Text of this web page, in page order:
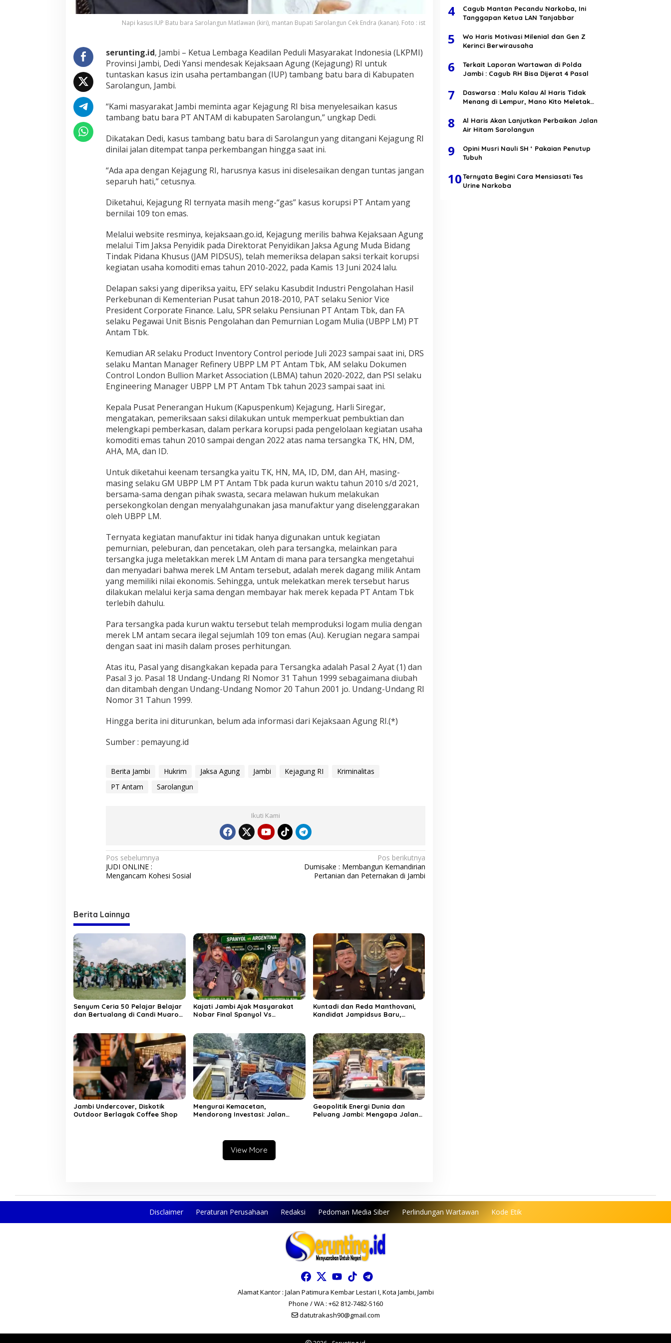
I
U
a
t
u
B
a
r
P
T
N
T
d
i
a
r
o
a
n
g
u
n
a
m
b
i
Napi kasus IUP Batu bara Sarolangun Matlawan (kiri), mantan Bupati Sarolangun Cek Endra (kanan). Foto : ist
serunting.id, Jambi – Ketua Lembaga Keadilan Peduli Masyarakat Indonesia (LKPMI)
Provinsi Jambi, Dedi Yansi mendesak Kejaksaan Agung (Kejagung) RI untuk
tuntaskan kasus izin usaha pertambangan (IUP) tambang batu bara di Kabupaten
Sarolangun, Jambi.
“Kami masyarakat Jambi meminta agar Kejagung RI bisa menyelesaikan kasus
tambang batu bara PT ANTAM di kabupaten Sarolangun,” ungkap Dedi.
Dikatakan Dedi, kasus tambang batu bara di Sarolangun yang ditangani Kejagung RI
dinilai jalan ditempat tanpa perkembangan hingga saat ini.
“Ada apa dengan Kejagung RI, harusnya kasus ini diselesaikan dengan tuntas jangan
separuh hati,” cetusnya.
Diketahui, Kejagung RI ternyata masih meng-“gas” kasus korupsi PT Antam yang
bernilai 109 ton emas.
Melalui website resminya, kejaksaan.go.id, Kejagung merilis bahwa Kejaksaan Agung
melalui Tim Jaksa Penyidik pada Direktorat Penyidikan Jaksa Agung Muda Bidang
Tindak Pidana Khusus (JAM PIDSUS), telah memeriksa delapan saksi terkait korupsi
kegiatan usaha komoditi emas tahun 2010-2022, pada Kamis 13 Juni 2024 lalu.
Delapan saksi yang diperiksa yaitu, EFY selaku Kasubdit Industri Pengolahan Hasil
Perkebunan di Kementerian Pusat tahun 2018-2010, PAT selaku Senior Vice
President Corporate Finance. Lalu, SPR selaku Pensiunan PT Antam Tbk, dan FA
selaku Pegawai Unit Bisnis Pengolahan dan Pemurnian Logam Mulia (UBPP LM) PT
Antam Tbk.
Kemudian AR selaku Product Inventory Control periode Juli 2023 sampai saat ini, DRS
selaku Mantan Manager Refinery UBPP LM PT Antam Tbk, AM selaku Dokumen
Control London Bullion Market Association (LBMA) tahun 2020-2022, dan PSI selaku
Engineering Manager UBPP LM PT Antam Tbk tahun 2023 sampai saat ini.
Kepala Pusat Penerangan Hukum (Kapuspenkum) Kejagung, Harli Siregar,
mengatakan, pemeriksaan saksi dilakukan untuk memperkuat pembuktian dan
melengkapi pemberkasan, dalam perkara korupsi pada pengelolaan kegiatan usaha
komoditi emas tahun 2010 sampai dengan 2022 atas nama tersangka TK, HN, DM,
AHA, MA, dan ID.
Untuk diketahui keenam tersangka yaitu TK, HN, MA, ID, DM, dan AH, masing-
masing selaku GM UBPP LM PT Antam Tbk pada kurun waktu tahun 2010 s/d 2021,
bersama-sama dengan pihak swasta, secara melawan hukum melakukan
persekongkolan dengan menyalahgunakan jasa manufaktur yang diselenggarakan
oleh UBPP LM.
Ternyata kegiatan manufaktur ini tidak hanya digunakan untuk kegiatan
pemurnian, peleburan, dan pencetakan, oleh para tersangka, melainkan para
tersangka juga meletakkan merek LM Antam di mana para tersangka mengetahui
dan menyadari bahwa merek LM Antam tersebut, adalah merek dagang milik Antam
yang memiliki nilai ekonomis. Sehingga, untuk melekatkan merek tersebut harus
dilakukan melalui kerja sama dengan membayar hak merek kepada PT Antam Tbk
terlebih dahulu.
Para tersangka pada kurun waktu tersebut telah memproduksi logam mulia dengan
merek LM antam secara ilegal sejumlah 109 ton emas (Au). Kerugian negara sampai
dengan saat ini masih dalam proses perhitungan.
Atas itu, Pasal yang disangkakan kepada para Tersangka adalah Pasal 2 Ayat (1) dan
Pasal 3 jo. Pasal 18 Undang-Undang RI Nomor 31 Tahun 1999 sebagaimana diubah
dan ditambah dengan Undang-Undang Nomor 20 Tahun 2001 jo. Undang-Undang RI
Nomor 31 Tahun 1999.
Hingga berita ini diturunkan, belum ada informasi dari Kejaksaan Agung RI.(*)
Sumber : pemayung.id
Berita Jambi Hukrim Jaksa Agung Jambi Kejagung RI
Kriminalitas
PT Antam
Sarolangun
Ikuti Kami
N
a
g
a
s
i
p
o
s
Pos sebelumnya
JUDI ONLINE :
Mengancam Kohesi Sosial
Pos berikutnya
Dumisake : Membangun Kemandirian
Pertanian dan Peternakan di Jambi
Berita Lainnya
Senyum Ceria 50 Pelajar Belajar
dan Bertualang di Candi Muaro
Kajati Jambi Ajak Masyarakat
Nobar Final Spanyol Vs
Kuntadi dan Reda Manthovani,
Kandidat Jampidsus Baru,
Jambi Undercover, Diskotik
Outdoor Berlagak Coffee Shop
Mengurai Kemacetan,
Mendorong Investasi: Jalan
Geopolitik Energi Dunia dan
Peluang Jambi: Mengapa Jalan
View More
4
Cagub Mantan Pecandu Narkoba, Ini
Tanggapan Ketua LAN Tanjabbar
5
Wo Haris Motivasi Milenial dan Gen Z
Kerinci Berwirausaha
6
Terkait Laporan Wartawan di Polda
Jambi : Cagub RH Bisa Dijerat 4 Pasal
7
Daswarsa : Malu Kalau Al Haris Tidak
Menang di Lempur, Mano Kito Meletak
8
Al Haris Akan Lanjutkan Perbaikan Jalan
Air Hitam Sarolangun
9
Opini Musri Nauli SH ‘ Pakaian Penutup
Tubuh
10Ternyata Begini Cara Mensiasati Tes
Urine Narkoba
Disclaimer Peraturan Perusahaan Redaksi Pedoman Media Siber Perlindungan Wartawan Kode Etik
Alamat Kantor : Jalan Patimura Kembar Lestari I, Kota Jambi, Jambi
Phone / WA : +62 812-7482-5160
datutrakash90@gmail.com